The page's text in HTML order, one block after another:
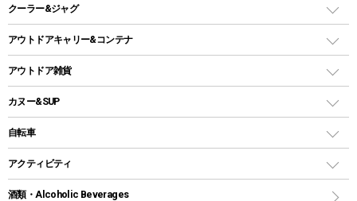
自立式タープ
パラソル
テントアクセサリー
ペグ
グランドシート
ガイドロープ
ツール
ヘッドライト
キャンドル
ガストーチ、ライター
卓上タイプグリル
パーティータイプグリル
鉄板、アミ
焚き火台&ストーブ
火起こし
ホットサンドメーカー
クッカーセット
シェラカップ
クッキングツール
ナイフ
ステンレスボトル
コップ付きタイプ
ワンタッチタイプ
プラスチックボトル
ディズニーボトル
クーラー&ジャグ
クーラーボックス
クーラーバッグ
ウォータージャグ
保冷剤
アウトドアキャリー&コンテナ
アウトドアキャリー
アウトドア雑貨
バックパック&バッグ
リュック、バックパック
トートバッグ、サコッシュ
ショッピングキャリー
カヌー&SUP
インフレータブル
カヤック
自転車
折りたたみ自転車
スポーツサイクル
アクティビティ
マリン
酒類・Alcoholic Beverages